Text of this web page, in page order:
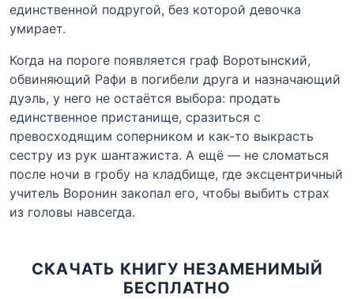
единственной подругой, без которой девочка
умирает.
Когда на пороге появляется граф Воротынский,
обвиняющий Рафи в погибели друга и назначающий
дуэль, у него не остаётся выбора: продать
единственное пристанище, сразиться с
превосходящим соперником и как-то выкрасть
сестру из рук шантажиста. А ещё — не сломаться
после ночи в гробу на кладбище, где эксцентричный
учитель Воронин закопал его, чтобы выбить страх
из головы навсегда.
СКАЧАТЬ КНИГУ НЕЗАМЕНИМЫЙ
БЕСПЛАТНО